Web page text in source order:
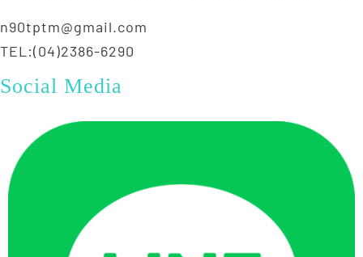
n90tptm@gmail.com
TEL:(04)2386-6290
Social Media